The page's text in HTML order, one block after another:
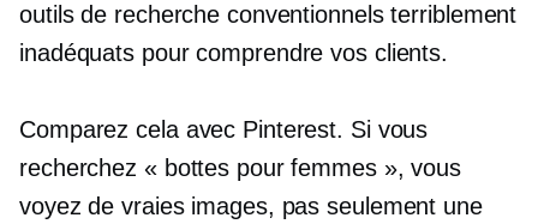
outils de recherche conventionnels terriblement
inadéquats pour comprendre vos clients.
Comparez cela avec Pinterest. Si vous
recherchez « bottes pour femmes », vous
voyez de vraies images, pas seulement une